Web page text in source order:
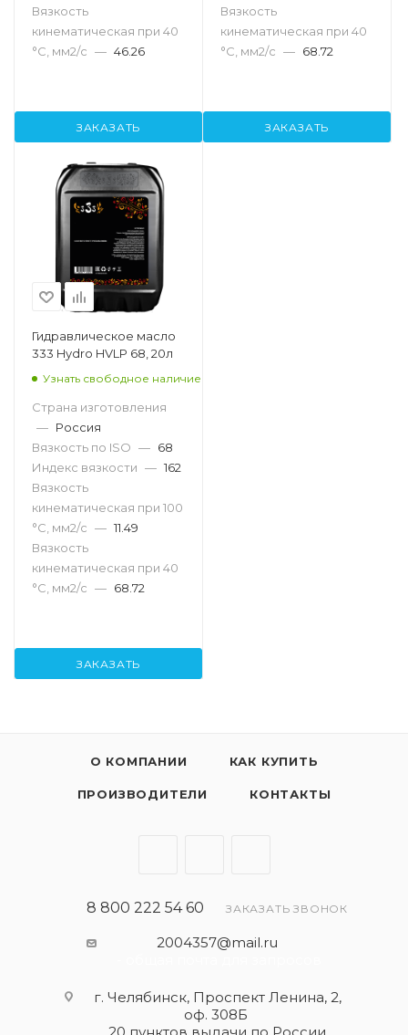
Вязкость
кинематическая при 40
°С, мм2/с — 46.26
ЗАКАЗАТЬ
Вязкость
кинематическая при 40
°С, мм2/с — 68.72
ЗАКАЗАТЬ
Гидравлическое масло
333 Hydro HVLP 68, 20л
Узнать свободное наличие
Страна изготовления
— Россия
Вязкость по ISO — 68
Индекс вязкости — 162
Вязкость
кинематическая при 100
°С, мм2/с — 11.49
Вязкость
кинематическая при 40
°С, мм2/с — 68.72
ЗАКАЗАТЬ
О КОМПАНИИ КАК КУПИТЬ
ПРОИЗВОДИТЕЛИ КОНТАКТЫ
8 800 222 54 60 ЗАКАЗАТЬ ЗВОНОК
2004357@mail.ru
г. Челябинск, Проспект Ленина, 2,
оф. 308Б